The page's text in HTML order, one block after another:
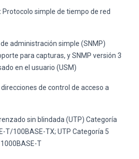
Protocolo simple de tiempo de red
administración simple (SNMP)
para capturas, y SNMP versión 3
en el usuario (USM)
direcciones de control de acceso a
sin blindada (UTP) Categoría
T/100BASE-TX; UTP Categoría 5
T